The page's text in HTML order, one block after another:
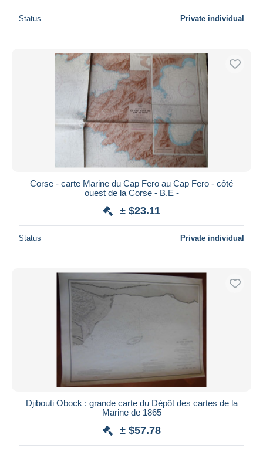
Status Private individual
Corse - carte Marine du Cap Fero au Cap Fero - côté
ouest de la Corse - B.E -
± $23.11
Status Private individual
Djibouti Obock : grande carte du Dépôt des cartes de la
Marine de 1865
± $57.78